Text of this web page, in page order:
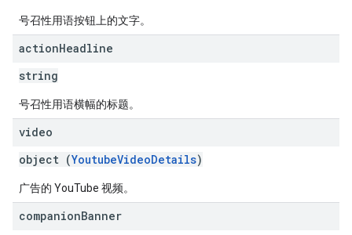
号召性用语按钮上的文字。
actionHeadline
string
号召性用语横幅的标题。
video
object (YoutubeVideoDetails)
广告的 YouTube 视频。
companionBanner